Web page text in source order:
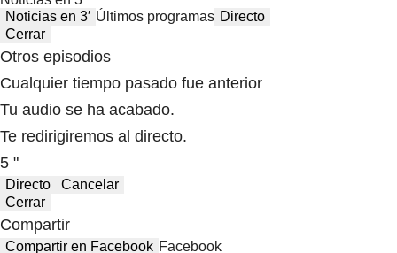
Noticias en 3′ Últimos programas Directo
Cerrar
Otros episodios
Cualquier tiempo pasado fue anterior
Tu audio se ha acabado.
Te redirigiremos al directo.
5 "
Directo
Cancelar
Cerrar
Compartir
Compartir en Facebook Facebook